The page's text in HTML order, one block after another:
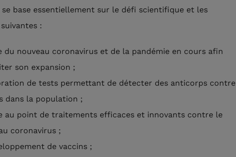
se base essentiellement sur le défi scientifique et les
:
du nouveau coronavirus et de la pandémie en cours afin
son expansion ;
de tests permettant de détecter des anticorps contre
dans la population ;
au point de traitements efficaces et innovants contre le
coronavirus ;
de vaccins ;